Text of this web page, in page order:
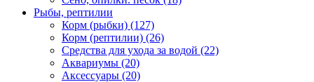
Рыбы, рептилии
Корм (рыбки) (127)
Корм (рептилии) (26)
Средства для ухода за водой (22)
Аквариумы (20)
Аксессуары (20)